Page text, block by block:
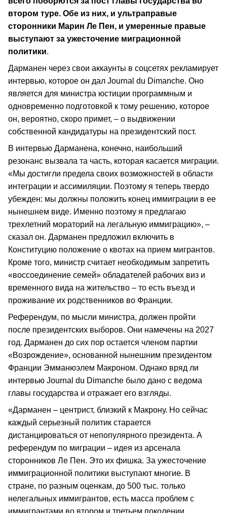
втором туре. Обе из них, и ультраправые
сторонники Марин Ле Пен, и умеренные правые
выступают за ужесточение миграционной
политики.
Дарманен через свои аккаунты в соцсетях рекламирует
интервью, которое он дал Journal du Dimanche. Оно
является для министра юстиции программным и
одновременно подготовкой к тому решению, которое
он, вероятно, скоро примет, – о выдвижении
собственной кандидатуры на президентский пост.
В интервью Дарманена, конечно, наибольший
резонанс вызвала та часть, которая касается миграции.
«Мы достигли предела своих возможностей в области
интеграции и ассимиляции. Поэтому я теперь твердо
убежден: мы должны положить конец иммиграции в ее
нынешнем виде. Именно поэтому я предлагаю
трехлетний мораторий на легальную иммиграцию», –
сказал он. Дарманен предложил включить в
Конституцию положение о квотах на прием мигрантов.
Кроме того, министр считает необходимым запретить
«воссоединение семей» обладателей рабочих виз и
временного вида на жительство – то есть въезд и
проживание их родственников во Франции.
Референдум, по мысли министра, должен пройти
после президентских выборов. Они намечены на 2027
год. Дарманен до сих пор остается членом партии
«Возрождение», основанной нынешним президентом
Франции Эмманюэлем Макроном. Однако вряд ли
интервью Journal du Dimanche было дано с ведома
главы государства и отражает его взгляды.
«Дарманен – центрист, близкий к Макрону. Но сейчас
каждый серьезный политик старается
дистанцироваться от непопулярного президента. А
референдум по миграции – идея из арсенала
сторонников Ле Пен. Это их фишка. За ужесточение
иммиграционной политики выступают многие. В
стране, по разным оценкам, до 500 тыс. только
нелегальных иммигрантов, есть масса проблем с